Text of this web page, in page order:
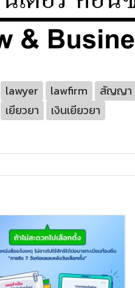
lawyer lawfirm สัญญา
เยียวยา เงินเยียวยา